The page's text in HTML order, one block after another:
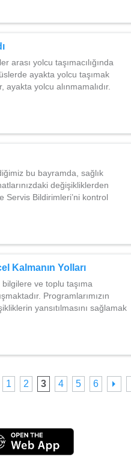
arası yolcu taşımacılığında
ayakta yolcu taşımak
yolcu alınmamalıdır.
bu bayramda, sağlık
değişikliklerden
Servis Bildirimleri’ni kontrol
Kalmanın Yolları
bilgilere ve toplu taşıma
Programlarımızın
yansıtılmasını sağlamak
1 2 3 4 5 6